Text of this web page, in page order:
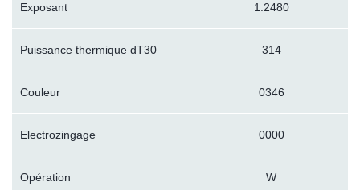
Exposant 1.2480
Puissance thermique dT30 314
Couleur 0346
Electrozingage 0000
Opération W